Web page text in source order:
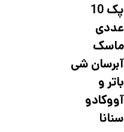
پک 10
عددی
ماسک
آبرسان شی
باتر و
آووکادو
سنانا